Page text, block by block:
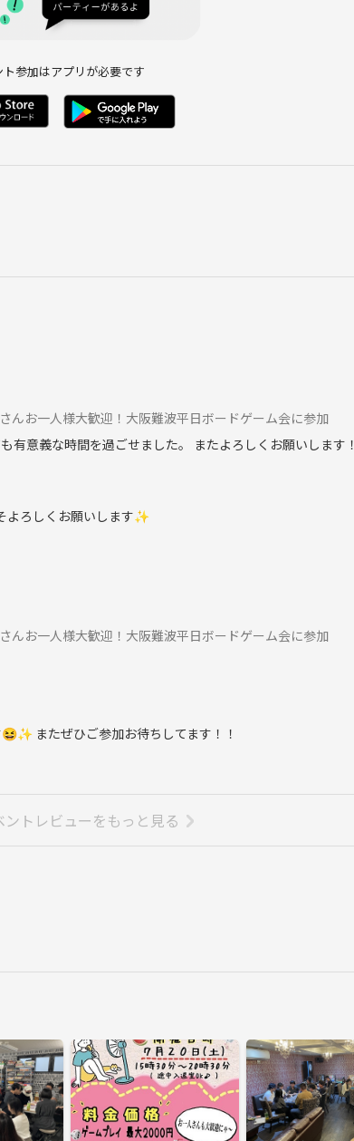
ば自然に場の雰囲気が和やかになります。
いきましょう！
ト参加はアプリが必要です
お一人様大歓迎！大阪難波平日ボードゲーム会に参加
有意義な時間を過ごせました。 またよろしくお願いします！
よろしくお願いします✨
お一人様大歓迎！大阪難波平日ボードゲーム会に参加
またぜひご参加お待ちしてます！！
トレビューをもっと見る